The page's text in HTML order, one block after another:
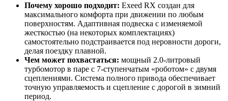
Почему хорошо подходит: Exeed RX создан для
максимального комфорта при движении по любым
поверхностям. Адаптивная подвеска с изменяемой
жесткостью (на некоторых комплектациях)
самостоятельно подстраивается под неровности дороги,
делая поездку плавной.
Чем может похвастаться: мощный 2.0-литровый
турбомотор в паре с 7-ступенчатым «роботом» с двумя
сцеплениями. Система полного привода обеспечивает
точную управляемость и сцепление с дорогой в зимний
период.